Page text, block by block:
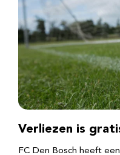
Verliezen is
FC Den Bosch heeft